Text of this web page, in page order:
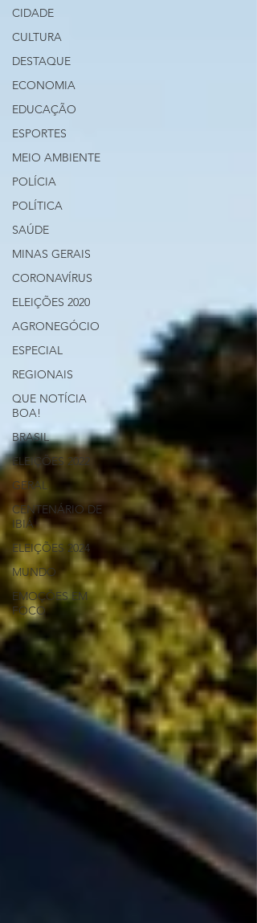
CIDADE
CULTURA
DESTAQUE
ECONOMIA
EDUCAÇÃO
ESPORTES
MEIO AMBIENTE
POLÍCIA
POLÍTICA
SAÚDE
MINAS GERAIS
CORONAVÍRUS
ELEIÇÕES 2020
AGRONEGÓCIO
ESPECIAL
REGIONAIS
QUE NOTÍCIA
BOA!
BRASIL
ELEIÇÕES 2022
GERAL
CENTENÁRIO DE
IBIÁ
ELEIÇÕES 2024
MUNDO
EMOÇÕES EM
FOCO